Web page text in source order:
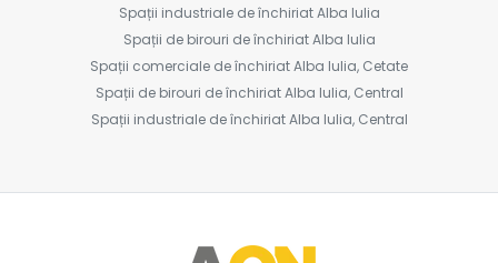
Spații industriale de închiriat Alba Iulia
Spații de birouri de închiriat Alba Iulia
Spații comerciale de închiriat Alba Iulia, Cetate
Spații de birouri de închiriat Alba Iulia, Central
Spații industriale de închiriat Alba Iulia, Central